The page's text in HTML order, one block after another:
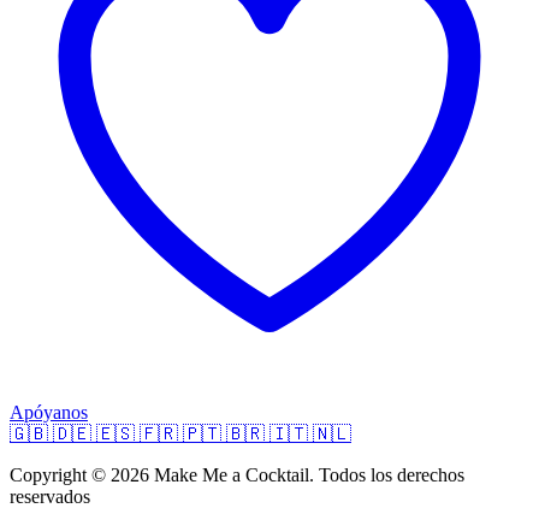
Apóyanos
🇬🇧 🇩🇪 🇪🇸 🇫🇷 🇵🇹 🇧🇷 🇮🇹 🇳🇱
Copyright © 2026 Make Me a Cocktail. Todos los derechos
reservados